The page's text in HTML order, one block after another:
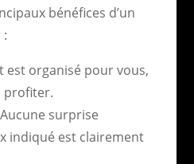
bénéfices d’un
est organisé pour vous,
profiter.
surprise
indiqué est clairement